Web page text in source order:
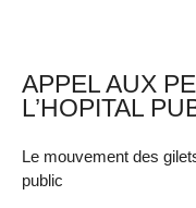
APPEL AUX
L’HOPITAL
Le mouvement des
public